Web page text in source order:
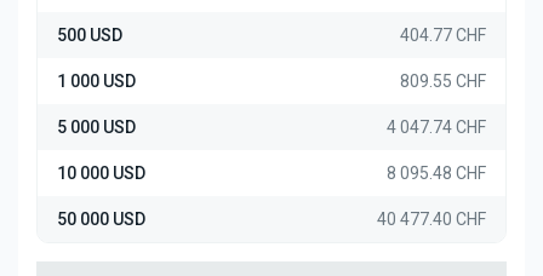
500 USD 404.77 CHF
1 000 USD 809.55 CHF
5 000 USD 4 047.74 CHF
10 000 USD 8 095.48 CHF
50 000 USD 40 477.40 CHF